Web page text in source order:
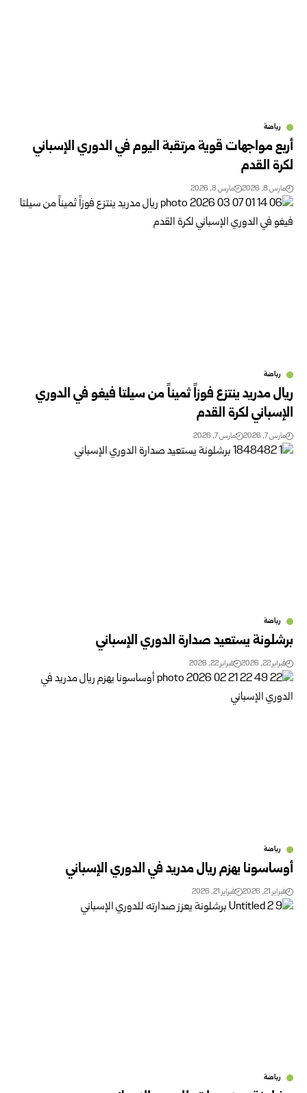
رياضة
أربع مواجهات قوية مرتقبة اليوم في الدوري الإسباني
لكرة القدم
مارس 8, 2026 مارس 8, 2026
رياضة
ريال مدريد ينتزع فوزاً ثميناً من سيلتا فيغو في الدوري
الإسباني لكرة القدم
مارس 7, 2026 مارس 7, 2026
رياضة
برشلونة يستعيد صدارة الدوري الإسباني
فبراير 22, 2026 فبراير 22, 2026
رياضة
أوساسونا يهزم ريال مدريد في الدوري الإسباني
فبراير 21, 2026 فبراير 21, 2026
رياضة